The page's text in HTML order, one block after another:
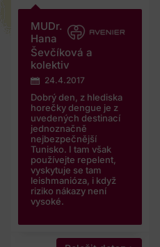
MUDr.
Hana
Ševčíková a
kolektiv
24.4.2017
Dobrý den, z hlediska
horečky dengue je z
uvedených destinací
jednoznačně
nejbezpečnější
Tunisko. I tam však
používejte repelent,
vyskytuje se tam
leishmanióza, i když
riziko nákazy není
vysoké.